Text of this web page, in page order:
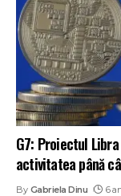
G7: Proiectul
activitatea până
By Gabriela Dinu 6